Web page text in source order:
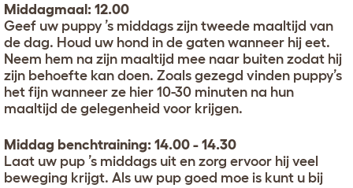
Middagmaal: 12.00
Geef uw puppy ’s middags zijn tweede maaltijd van
de dag. Houd uw hond in de gaten wanneer hij eet.
Neem hem na zijn maaltijd mee naar buiten zodat hij
zijn behoefte kan doen. Zoals gezegd vinden puppy’s
het fijn wanneer ze hier 10-30 minuten na hun
maaltijd de gelegenheid voor krijgen.
Middag benchtraining: 14.00 - 14.30
Laat uw pup ’s middags uit en zorg ervoor hij veel
beweging krijgt. Als uw pup goed moe is kunt u bij